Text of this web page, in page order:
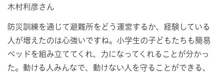
木村利彦さん
防災訓練を通じて避難所をどう運営するか、経験している
人が増えたのは心強いですね。小学生の子どもたちも簡易
ベッドを組み立ててくれ、力になってくれることが分かっ
た。動ける人みんなで、動けない人を守ることができる、